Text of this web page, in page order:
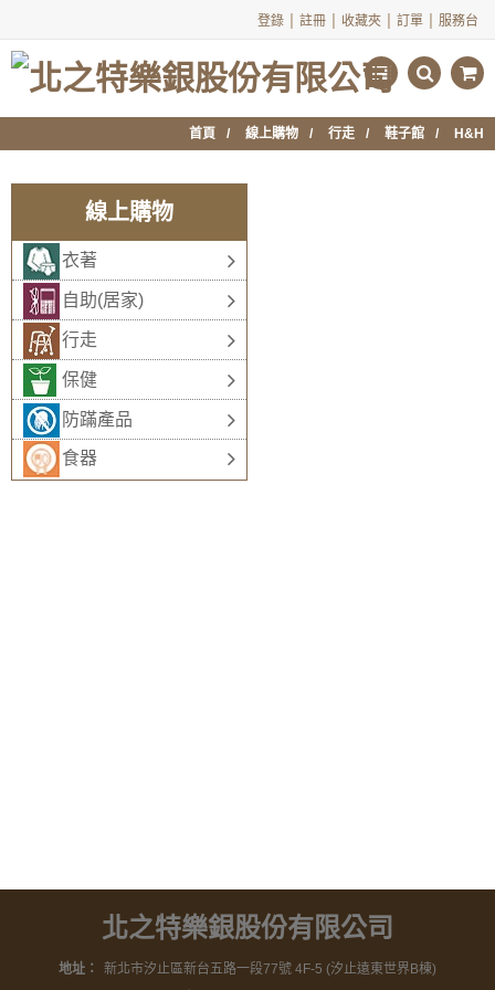
登錄 | 註冊 | 收藏夾 | 訂單 | 服務台
首頁 線上購物 行走 鞋子館 H&H
線上購物
衣著
自助(居家)
行走
保健
防蹣產品
食器
北之特樂銀股份有限公司
地址：
新北市汐止區新台五路一段77號 4F-5 (汐止遠東世界B棟)